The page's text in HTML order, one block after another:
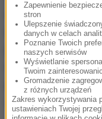
ukończenie jest
egzaminu
powinno zostać
nauczycieli ocen i
pedagogiczne
one w części
Zapewnienie
stron
Ulepszenie
danych w celach
Poznanie Twoich
naszych serwisów
Wyświetlanie
Twoim
Gromadzenie
z różnych urządzeń
Zakres wykorzystywania
ustawieniach Twojej